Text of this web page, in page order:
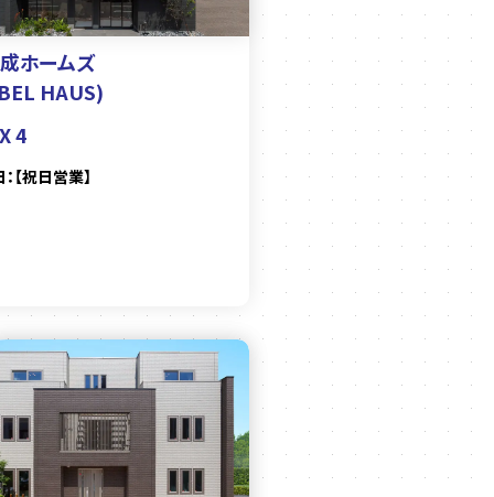
ホームズ
HAUS)
4
【祝日営業】